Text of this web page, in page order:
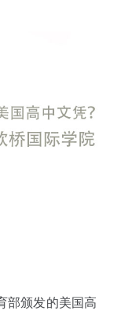
部颁发的美国高